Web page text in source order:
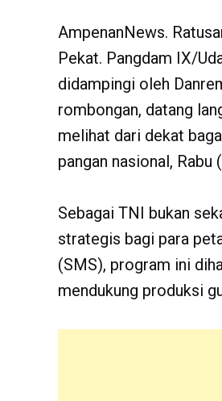
AmpenanNews.
Pekat. Pangdam IX/
didampingi oleh
rombongan, datang
melihat dari dekat
pangan nasional,
Sebagai TNI bukan
strategis bagi para
(SMS), program ini
mendukung produksi